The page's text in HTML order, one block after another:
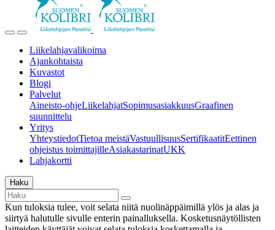
Liikelahjavalikoima
Ajankohtaista
Kuvastot
Blogi
Palvelut
Aineisto-ohjeLiikelahjatSopimusasiakkuusGraafinen
suunnittelu
Yritys
YhteystiedotTietoa meistäVastuullisuusSertifikaatitEettinen
ohjeistus toimittajilleAsiakastarinatUKK
Lahjakortti
Haku
Kun tuloksia tulee, voit selata niitä nuolinäppäimillä ylös ja alas ja
siirtyä halutulle sivulle enterin painalluksella. Kosketusnäytöllisten